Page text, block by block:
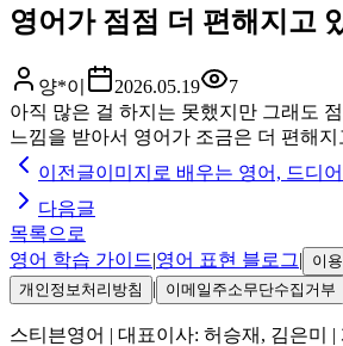
영어가 점점 더 편해지고
양*이 2026.05.19
7
아직 많은 걸 하지는 못했지만 그래도
느낌을 받아서 영어가 조금은 더 편해
이전글이미지로 배우는 영어, 드디
다음글
목록으로
영어 학습 가이드|영어 표현 블로그| 이
개인정보처리방침 | 이메일주소무단수집거부
스티븐영어 | 대표이사: 허승재, 김은미
|